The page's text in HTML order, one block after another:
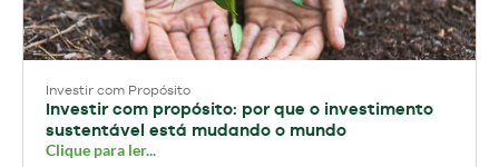
Investir com Propósito
Investir com propósito: por que o investimento
sustentável está mudando o mundo
Clique para ler...